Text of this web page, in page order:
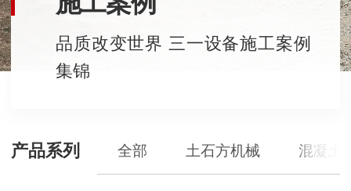
品质改变世界 三一设备施工案例
集锦
产品系列 全部 土石方机械 混凝土